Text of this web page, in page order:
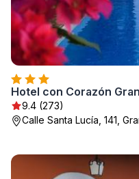
Hotel con Corazón
9.4 (273)
Calle Santa Lucía, 141,